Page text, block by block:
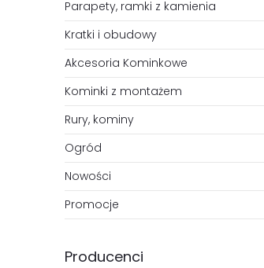
Parapety, ramki z kamienia
Kratki i obudowy
Akcesoria Kominkowe
Kominki z montażem
Rury, kominy
Ogród
Nowości
Promocje
Producenci